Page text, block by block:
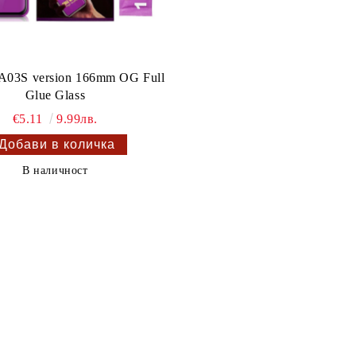
version 166mm OG Full
Glue Glass
€5.11
9.99лв.
В наличност